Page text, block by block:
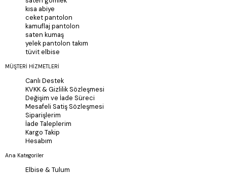
kısa abiye
ceket pantolon
kamuflaj pantolon
saten kumaş
yelek pantolon takım
tüvit elbise
MÜŞTERİ HİZMETLERİ
Canlı Destek
KVKK & Gizlilik Sözleşmesi
Değişim ve İade Süreci
Mesafeli Satiş Sözleşmesi
Siparişlerim
İade Taleplerim
Kargo Takip
Hesabım
Ana Kategoriler
Elbise & Tulum